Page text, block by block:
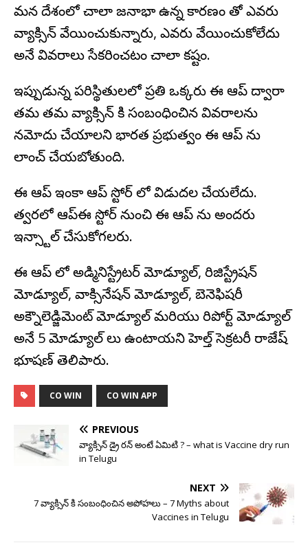
మన దేశంలో చాలా జనాభా ఉన్న కారణం తో ఎవరు
వ్యాక్సిన్ వేయించుకున్నారు, ఎవరు వేయించుకోలేదు
అనే వివరాలు సేకరించటం చాలా కష్టం.
ఇప్పుడున్న పరిస్థితులలో ప్రతి ఒక్కరు ఈ ఆప్ ద్వారా
తమ తమ వ్యాక్సిన్ కి సంబంధించిన వివరాలను
నమోదు చేయాలని భారత ప్రభుత్వం ఈ ఆప్ ను
లాంచ్ చేయబోతుంది.
ఈ ఆప్ ఇంకా ఆప్ స్టోర్ లో విడుదల చేయలేదు.
త్వరలో ఆప్ఈ స్టోర్ నుంచి ఈ ఆప్ ను అందరు
ఇన్స్టాల్ చేసుకోగలరు.
ఈ ఆప్ లో అడ్మినిస్ట్రేటర్ మోడ్యూల్, రిజిస్ట్రేషన్
మోడ్యూల్, వాక్సినేషన్ మోడ్యూల్, బెనెఫిషరీ
అక్నౌలెడ్జిమెంట్ మోడ్యూల్ మరియు రిపోర్ట్ మోడ్యూల్
అనే 5 మోడ్యూల్ లు ఉంటాయని హెల్త్ సెక్రటరీ రాజేష్
భూషణ్ తెలిపారు.
CO WIN CO WIN APP
PREVIOUS
వ్యాక్సిన్ డ్రై రన్ అంటే ఏమిటి ? – what is Vaccine dry run
in Telugu
NEXT
7 వ్యాక్సిన్ కి సంబంధించిన అపోహలు – 7 Myths about
Vaccines in Telugu